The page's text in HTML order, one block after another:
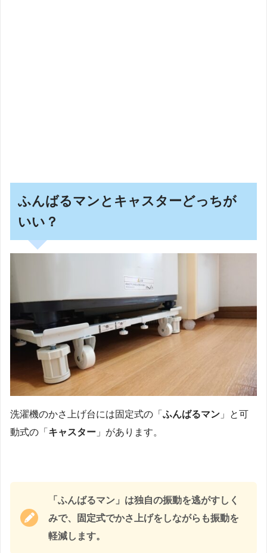
ふんばるマンとキャスターどっちが
いい？
洗濯機のかさ上げ台には固定式の「 ふんばるマン 」と可
動式の「 キャスター 」があります。
「ふんばるマン」は独自の振動を逃がすしく
みで、固定式でかさ上げをしながらも振動を
軽減します。